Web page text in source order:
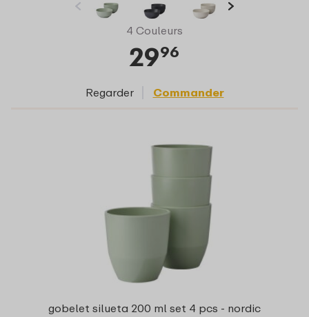
4 Couleurs
2996
Regarder Commander
gobelet silueta 200 ml set 4 pcs - nordic